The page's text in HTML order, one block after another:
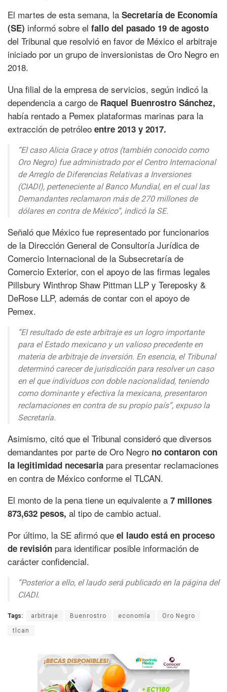
El martes de esta semana, la Secretaría de Economía
(SE) informó sobre el fallo del pasado 19 de agosto
del Tribunal que resolvió en favor de México el arbitraje
iniciado por un grupo de inversionistas de Oro Negro en
2018.
Una filial de la empresa de servicios, según indicó la
dependencia a cargo de Raquel Buenrostro Sánchez,
había rentado a Pemex plataformas marinas para la
extracción de petróleo entre 2013 y 2017.
“El caso Alicia Grace y otros (también conocido como
Oro Negro) fue administrado por el Centro Internacional
de Arreglo de Diferencias Relativas a Inversiones
(CIADI), perteneciente al Banco Mundial, en el cual las
Demandantes reclamaron más de 270 millones de
dólares en contra de México”, indicó la SE.
Señaló que México fue representado por funcionarios
de la Dirección General de Consultoría Jurídica de
Comercio Internacional de la Subsecretaría de
Comercio Exterior, con el apoyo de las firmas legales
Pillsbury Winthrop Shaw Pittman LLP y Tereposky &
DeRose LLP, además de contar con el apoyo de
Pemex.
“El resultado de este arbitraje es un logro importante
para el Estado mexicano y un valioso precedente en
materia de arbitraje de inversión. En esencia, el Tribunal
determinó carecer de jurisdicción para resolver un caso
en el que individuos con doble nacionalidad, teniendo
como dominante y efectiva la mexicana, presentaron
reclamaciones en contra de su propio país”, expuso la
Secretaría.
Asimismo, citó que el Tribunal consideró que diversos
demandantes por parte de Oro Negro no contaron con
la legitimidad necesaria para presentar reclamaciones
en contra de México conforme el TLCAN.
El monto de la pena tiene un equivalente a 7 millones
873,632 pesos, al tipo de cambio actual.
Por último, la SE afirmó que el laudo está en proceso
de revisión para identificar posible información de
carácter confidencial.
“Posterior a ello, el laudo será publicado en la página del
CIADI.
Tags: arbitraje Buenrostro economía Oro Negro
tlcan